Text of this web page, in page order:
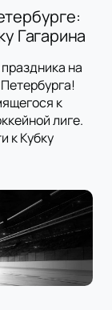
Гагарина
на
к
лиге.
к Кубку